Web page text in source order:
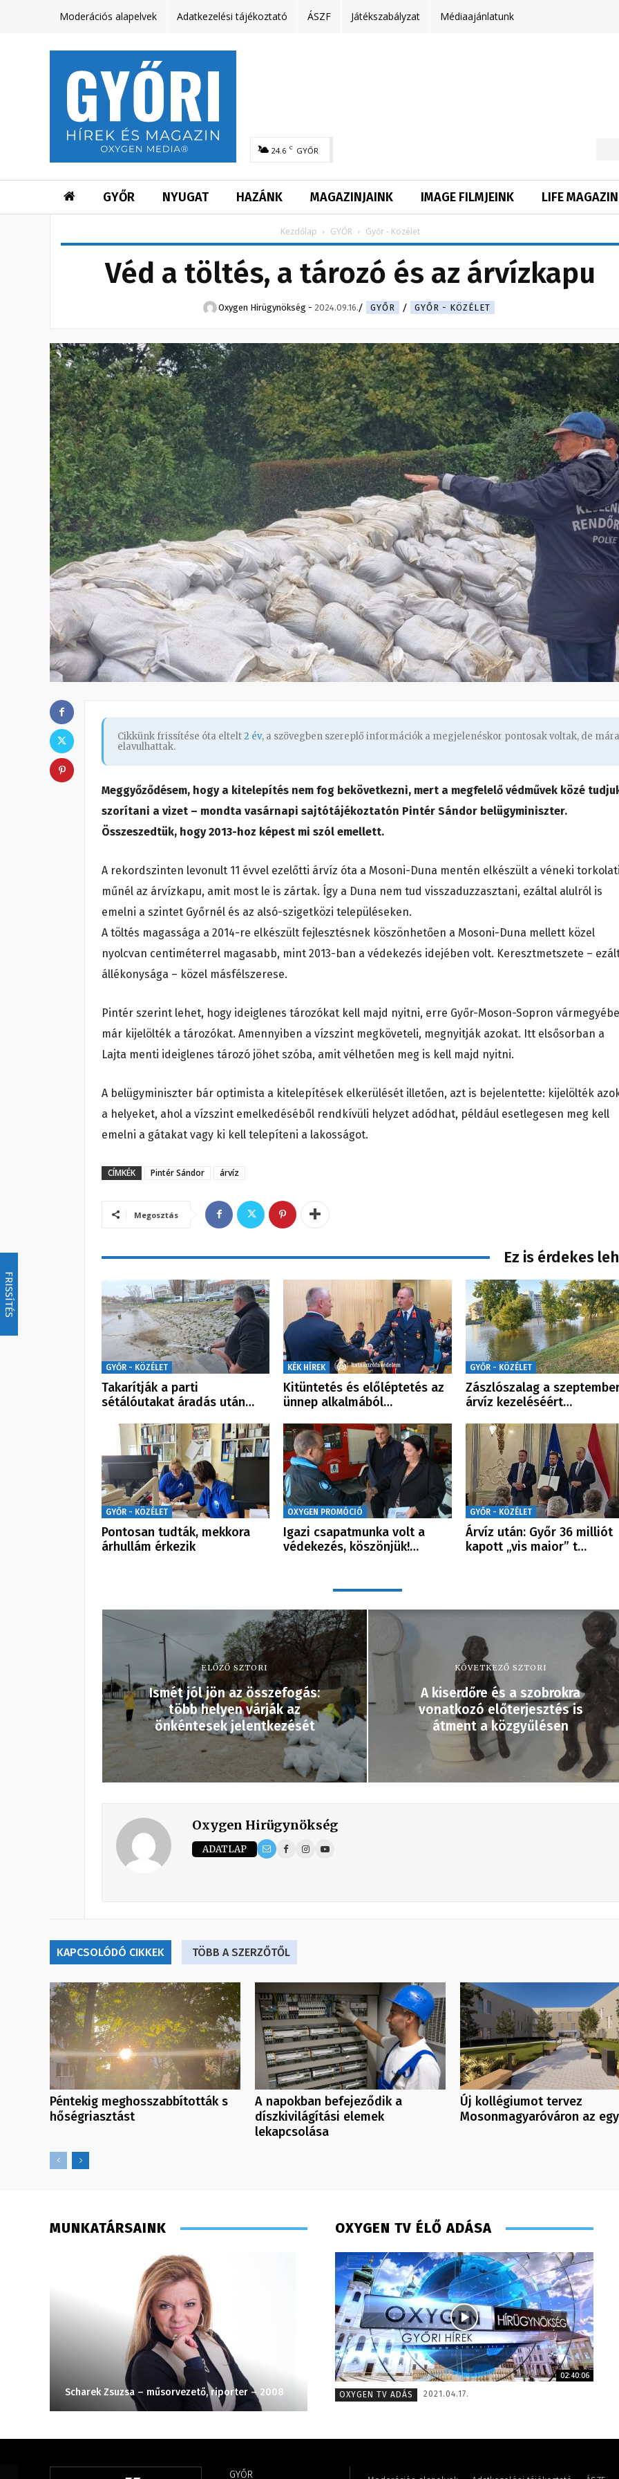
FRISSÍTÉS
Moderációs alapelvek Adatkezelési tájékoztató ÁSZF Játékszabályzat Médiaajánlatunk
24.6 C GYŐR
GYŐR NYUGAT HAZÁNK MAGAZINJAINK IMAGE FILMJEINK LIFE MAGAZIN
Kezdőlap GYŐR Győr - Közélet
Véd a töltés, a tározó és az árvízkapu
Oxygen Hirügynökség - 2024.09.16. GYŐR GYŐR - KÖZÉLET
Cikkünk frissítése óta eltelt2 év, a szövegben szereplő információk a megjelenéskor pontosak voltak, de mára
elavulhattak.
Meggyőződésem, hogy a kitelepítés nem fog bekövetkezni, mert a megfelelő védművek közé
szorítani a vizet – mondta vasárnapi sajtótájékoztatón Pintér Sándor belügyminiszter.
Összeszedtük, hogy 2013-hoz képest mi szól emellett.
A rekordszinten levonult 11 évvel ezelőtti árvíz óta a Mosoni-Duna mentén elkészült a véneki torkolati
műnél az árvízkapu, amit most le is zártak. Így a Duna nem tud visszaduzzasztani, ezáltal alulról is
emelni a szintet Győrnél és az alsó-szigetközi településeken.
A töltés magassága a 2014-re elkészült fejlesztésnek köszönhetően a Mosoni-Duna mellett közel
nyolcvan centiméterrel magasabb, mint 2013-ban a védekezés idejében volt. Keresztmetszete –
állékonysága – közel másfélszerese.
Pintér szerint lehet, hogy ideiglenes tározókat kell majd nyitni, erre Győr-Moson-Sopron
már kijelölték a tározókat. Amennyiben a vízszint megköveteli, megnyitják azokat. Itt elsősorban a
Lajta menti ideiglenes tározó jöhet szóba, amit vélhetően meg is kell majd nyitni.
A belügyminiszter bár optimista a kitelepítések elkerülését illetően, azt is bejelentette: kijelölték
a helyeket, ahol a vízszint emelkedéséből rendkívüli helyzet adódhat, például esetlegesen meg kell
emelni a gátakat vagy ki kell telepíteni a lakosságot.
CÍMKÉK Pintér Sándor árvíz
Megosztás
Ez is érdekes
GYŐR - KÖZÉLET
Takarítják a parti
sétálóutakat áradás után…
KÉK HÍREK
Kitüntetés és előléptetés az
ünnep alkalmából…
GYŐR - KÖZÉLET
Zászlószalag a
árvíz kezeléséért…
GYŐR - KÖZÉLET
Pontosan tudták, mekkora
árhullám érkezik
OXYGEN PROMÓCIÓ
Igazi csapatmunka volt a
védekezés, köszönjük!…
GYŐR - KÖZÉLET
Árvíz után: Győr 36 milliót
kapott „vis maior” t…
ELŐZŐ SZTORI
Ismét jól jön az összefogás:
több helyen várják az
önkéntesek jelentkezését
KÖVETKEZŐ SZTORI
A kiserdőre és a szobrokra
vonatkozó előterjesztés is
átment a közgyűlésen
Oxygen Hirügynökség
ADATLAP
KAPCSOLÓDÓ CIKKEK TÖBB A SZERZŐTŐL
Péntekig meghosszabbították s
hőségriasztást
A napokban befejeződik a
díszkivilágítási elemek
lekapcsolása
Új kollégiumot tervez
Mosonmagyaróváron az
MUNKATÁRSAINK
Scharek Zsuzsa – műsorvezető, riporter – 2008 Juhászné M. Veronika – könyvelő – 2014
Csrefkó
OXYGEN TV ÉLŐ ADÁSA
02:40:06
OXYGEN TV ADÁS
2021.04.17.
GYŐR